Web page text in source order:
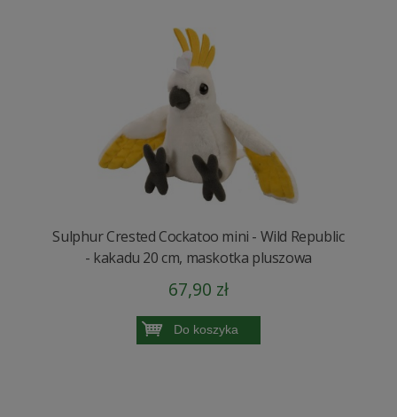
Sulphur Crested Cockatoo mini - Wild Republic
- kakadu 20 cm, maskotka pluszowa
67,90 zł
Do koszyka